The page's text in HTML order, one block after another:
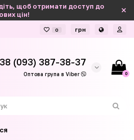
щоб отримати доступ до
цін!
0 грн
(093) 387-38-37
Оптова група в Viber 0